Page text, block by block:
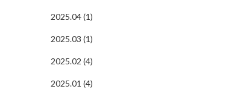
2025.04 (1)
2025.03 (1)
2025.02 (4)
2025.01 (4)